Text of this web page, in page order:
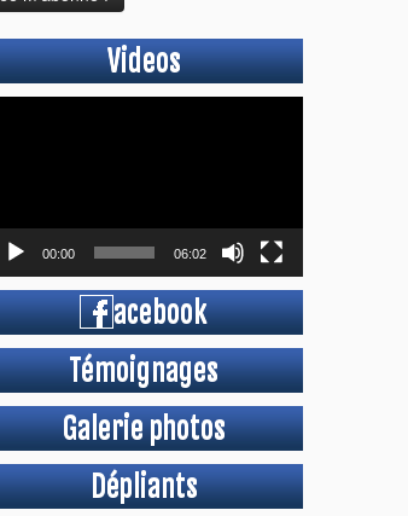
Videos
00:00 06:02
acebook
Témoignages
Galerie photos
Dépliants